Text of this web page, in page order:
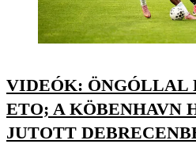
VIDEÓK: ÖNGÓLLAL
ETO; A KÖBENHAVN
JUTOTT